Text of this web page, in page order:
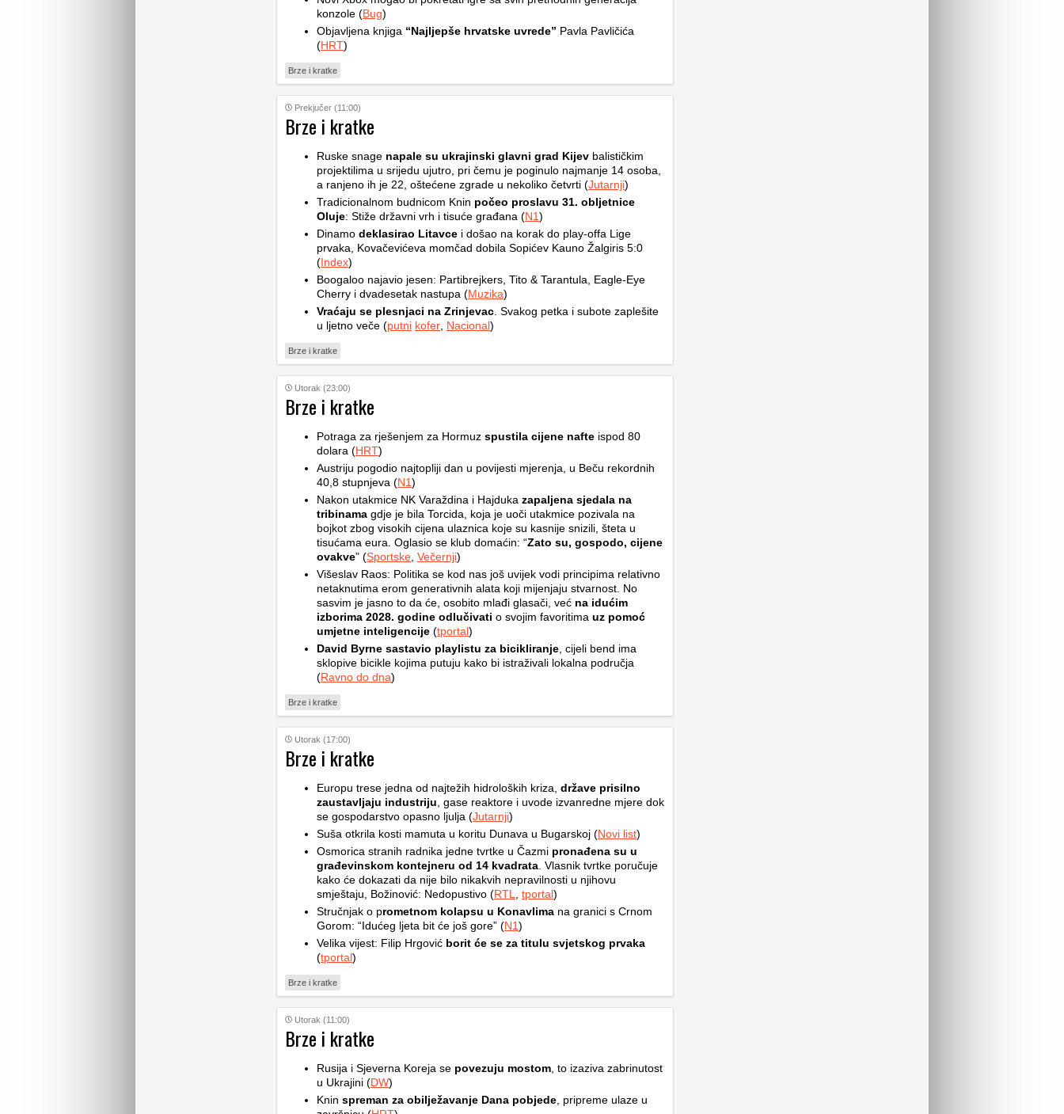
konzole (Bug)
Objavljena knjiga “Najljepše hrvatske uvrede” Pavla Pavličića
(HRT)
Brze i kratke
Prekjučer (11:00)
Brze i kratke
Ruske snage napale su ukrajinski glavni grad Kijev balističkim
projektilima u srijedu ujutro, pri čemu je poginulo najmanje 14 osoba,
a ranjeno ih je 22, oštećene zgrade u nekoliko četvrti (Jutarnji)
Tradicionalnom budnicom Knin počeo proslavu 31. obljetnice
Oluje: Stiže državni vrh i tisuće građana (N1)
Dinamo deklasirao Litavce i došao na korak do play-offa Lige
prvaka, Kovačevićeva momčad dobila Sopićev Kauno Žalgiris 5:0
(Index)
Boogaloo najavio jesen: Partibrejkers, Tito & Tarantula, Eagle-Eye
Cherry i dvadesetak nastupa (Muzika)
Vraćaju se plesnjaci na Zrinjevac . Svakog petka i subote zaplešite
u ljetno veče (putni kofer Nacional)
Brze i kratke
Utorak (23:00)
Brze i kratke
Potraga za rješenjem za Hormuz spustila cijene nafte ispod 80
dolara (HRT)
Austriju pogodio najtopliji dan u povijesti mjerenja, u Beču rekordnih
40,8 stupnjeva (N1)
Nakon utakmice NK Varaždina i Hajduka zapaljena sjedala na
tribinama gdje je bila Torcida, koja je uoči utakmice pozivala na
bojkot zbog visokih cijena ulaznica koje su kasnije snizili, šteta u
tisućama eura. Oglasio se klub domaćin: “Zato su, gospodo, cijene
ovakve” (Sportske Večernji)
Višeslav Raos: Politika se kod nas još uvijek vodi principima relativno
netaknutima erom generativnih alata koji mijenjaju stvarnost. No
sasvim je jasno to da će, osobito mlađi glasači, već na idućim
izborima 2028. godine odlučivati o svojim favoritima uz pomoć
umjetne inteligencije (tportal)
David Byrne sastavio playlistu za bicikliranje , cijeli bend ima
sklopive bicikle kojima putuju kako bi istraživali lokalna područja
(Ravno do dna)
Brze i kratke
Utorak (17:00)
Brze i kratke
Europu trese jedna od najtežih hidroloških kriza, države prisilno
zaustavljaju industriju , gase reaktore i uvode izvanredne mjere dok
se gospodarstvo opasno ljulja (Jutarnji)
Suša otkrila kosti mamuta u koritu Dunava u Bugarskoj (Novi list)
Osmorica stranih radnika jedne tvrtke u Čazmi pronađena su u
građevinskom kontejneru od 14 kvadrata . Vlasnik tvrtke poručuje
kako će dokazati da nije bilo nikakvih nepravilnosti u njihovu
smještaju, Božinović: Nedopustivo (RTL tportal)
Stručnjak o prometnom kolapsu u Konavlima na granici s Crnom
Gorom: “Idućeg ljeta bit će još gore” (N1)
Velika vijest: Filip Hrgović borit će se za titulu svjetskog prvaka
(tportal)
Brze i kratke
Utorak (11:00)
Brze i kratke
Rusija i Sjeverna Koreja se povezuju mostom , to izaziva zabrinutost
u Ukrajini (DW)
Knin spreman za obilježavanje Dana pobjede , pripreme ulaze u